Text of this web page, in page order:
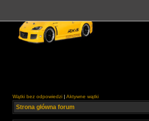
Wątki bez odpowiedzi | Aktywne wątki
Strona główna forum